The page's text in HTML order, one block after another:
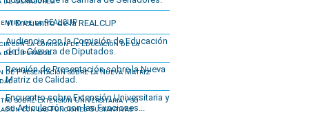
VI Encuentro de la REALCUP
Audiencia con la Comisión de Educación
de la Cámara de Diputados.
Reunión de Presentación sobre la Nueva
Matriz de Calidad.
Encuentro sobre Extensión Universitaria y
su Articulación con las Funciones...